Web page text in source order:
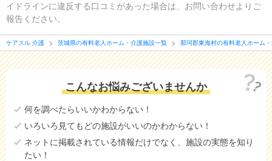
イドラインに違反する口コミがあった場合は、お問い合わせよりご
報告ください。
ケアスル 介護 茨城県の有料老人ホーム・介護施設一覧 那珂郡東海村の有料老人ホーム
こんなお悩みございませんか
何を調べたらいいかわからない！
いろいろ見てもどの施設がいいのかわからない！
ネットに掲載されている情報だけでなく、施設の実態を知り
たい！